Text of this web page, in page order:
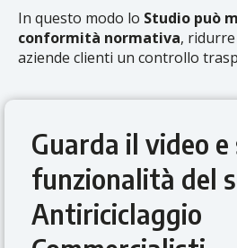
In questo modo lo Studio può
conformità normativa,
aziende clienti un controllo
Guarda il video e
funzionalità del
Antiriciclaggio